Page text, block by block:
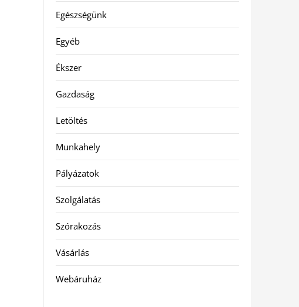
Egészségünk
Egyéb
Ékszer
Gazdaság
Letöltés
Munkahely
Pályázatok
Szolgálatás
Szórakozás
Vásárlás
Webáruház